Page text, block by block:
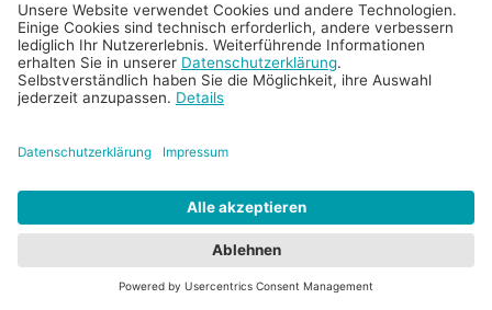
Friedenslauf erbringt 38.000 Euro
Art-Books: Kunstunterricht in der Oberstufe
Leseprojekt Bücherwürfel der Klasse 5
Doppelerfolg beim zdi-Robowettbewerb
Bischöflichen Gymnasium Sankt Ursula
Messias und 100,5-Charitykonzert: Sankt
Ursulas Chöre in Bestform
Landessieg beim Geschichtswettbewerb des
Bundespräsidenten